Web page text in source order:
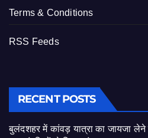
Terms & Conditions
RSS Feeds
RECENT POSTS
बुलंदशहर में कांवड़ यात्रा का जायजा लेने